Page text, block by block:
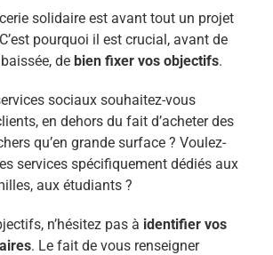
solidaire est avant tout un projet
pourquoi il est crucial, avant de
debien fixer vos objectifs.
sociaux souhaitez-vous
en dehors du fait d’acheter des
qu’en grande surface ? Voulez-
services spécifiquement dédiés aux
aux étudiants ?
n’hésitez pas à identifier vos
. Le fait de vous renseigner